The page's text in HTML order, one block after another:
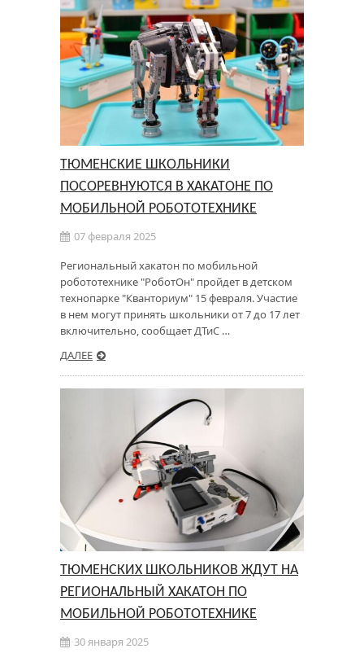
ТЮМЕНСКИЕ ШКОЛЬНИКИ
ПОСОРЕВНУЮТСЯ В ХАКАТОНЕ ПО
МОБИЛЬНОЙ РОБОТОТЕХНИКЕ
07 февраля 2025
Региональный хакатон по мобильной
робототехнике "РоботОн" пройдет в детском
технопарке "Кванториум" 15 февраля. Участие
в нем могут принять школьники от 7 до 17 лет
включительно, сообщает ДТиС …
ДАЛЕЕ
ТЮМЕНСКИХ ШКОЛЬНИКОВ ЖДУТ НА
РЕГИОНАЛЬНЫЙ ХАКАТОН ПО
МОБИЛЬНОЙ РОБОТОТЕХНИКЕ
30 января 2025